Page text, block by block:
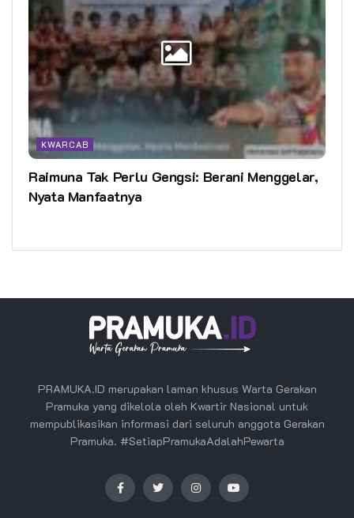
KWARCAB
Raimuna Tak Perlu Gengsi: Berani Menggelar,
Nyata Manfaatnya
PRAMUKA.ID merupakan laman khusus Warta Gerakan
Pramuka yang dikelola oleh Kwartir Nasional untuk
mempublikasikan informasi dari seluruh anggota Gerakan
Pramuka. #SetiapPramukaAdalahPewarta